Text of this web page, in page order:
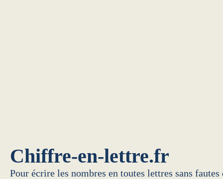
Chiffre-en-lettre.fr
Pour écrire les nombres en toutes lettres sans